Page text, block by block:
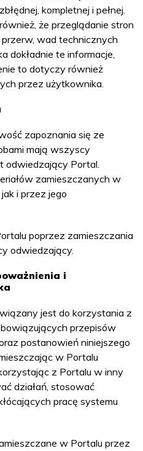
kompletnej i pełnej.
że przeglądanie stron
wad technicznych
dokładnie te informacje,
to dotyczy również
przez użytkownika.
zapoznania się ze
mają wszyscy
odwiedzający Portal.
zamieszczanych w
i przez jego
poprzez zamieszczania
odwiedzający.
i
jest do korzystania z
przepisów
postanowień niniejszego
w Portalu
z Portalu w inny
działań, stosować
pracę systemu
w Portalu przez